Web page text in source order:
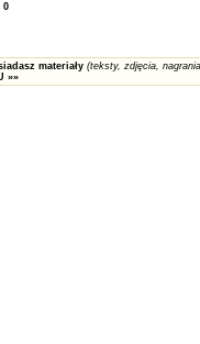
0
materiały (teksty, zdjęcia,
»»